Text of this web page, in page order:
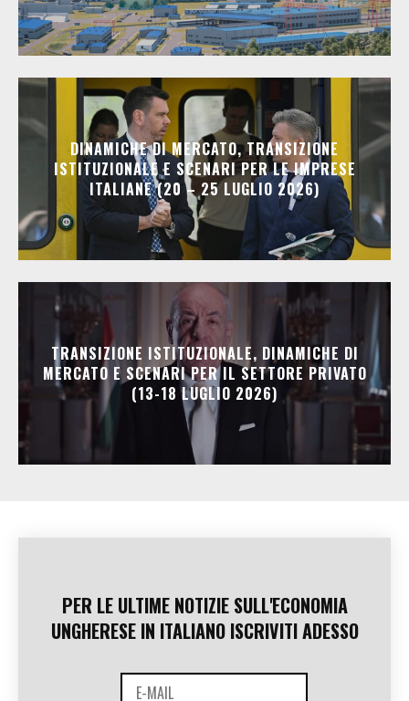
DINAMICHE DI MERCATO, TRANSIZIONE
ISTITUZIONALE E SCENARI PER LE IMPRESE
ITALIANE (20 – 25 LUGLIO 2026)
TRANSIZIONE ISTITUZIONALE, DINAMICHE DI
MERCATO E SCENARI PER IL SETTORE PRIVATO
(13-18 LUGLIO 2026)
PER LE ULTIME NOTIZIE SULL'ECONOMIA
UNGHERESE IN ITALIANO ISCRIVITI ADESSO